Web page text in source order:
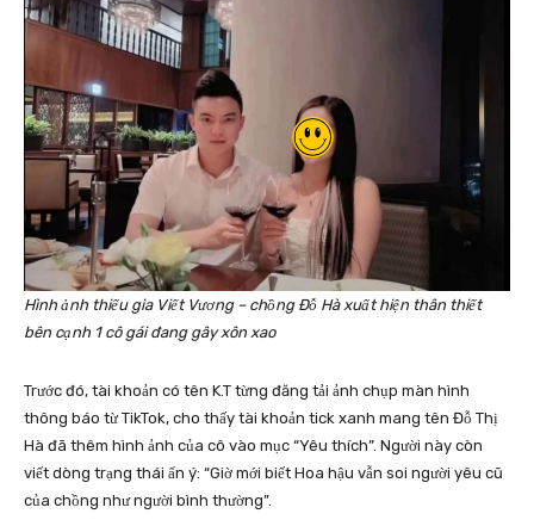
Hình ảnh thiếu gia Viết Vương – chồng Đỗ Hà xuất hiện thân thiết
bên cạnh 1 cô gái đang gây xôn xao
Trước đó, tài khoản có tên K.T từng đăng tải ảnh chụp màn hình
thông báo từ TikTok, cho thấy tài khoản tick xanh mang tên Đỗ Thị
Hà đã thêm hình ảnh của cô vào mục “Yêu thích”. Người này còn
viết dòng trạng thái ẩn ý: “Giờ mới biết Hoa hậu vẫn soi người yêu cũ
của chồng như người bình thường”.